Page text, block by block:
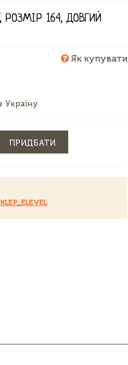
РОЗМІР 164, ДОВГИЙ
Як купувати
Україну
ПРИДБАТИ